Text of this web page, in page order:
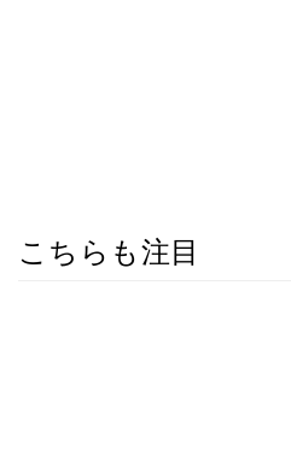
こちらも注目